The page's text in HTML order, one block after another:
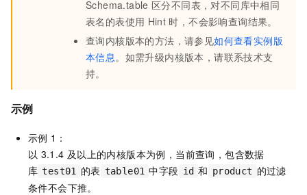
Schema.table 区分不同表，对不同库中相同
表名的表使用 Hint 时，不会影响查询结果。
查询内核版本的方法，请参见如何查看实例版
本信息。如需升级内核版本，请联系技术支
持。
示例
示例 1：
以 3.1.4 及以上的内核版本为例，当前查询，包含数据
库 test01 的表 table01 中字段 id 和 product 的过滤
条件不会下推。